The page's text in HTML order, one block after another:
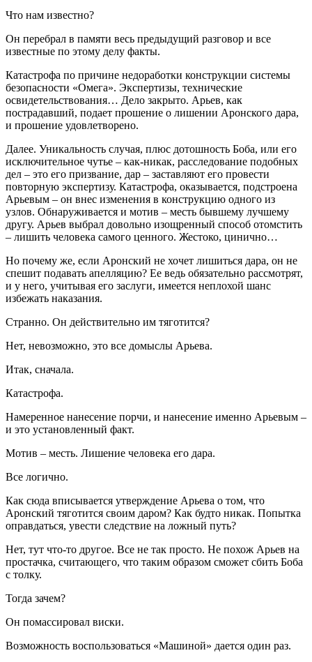
Что нам известно?
Он перебрал в памяти весь предыдущий разговор и все
известные по этому делу факты.
Катастрофа по причине недоработки конструкции системы
безопасности «Омега». Экспертизы, технические
освидетельствования… Дело закрыто. Арьев, как
пострадавший, подает прошение о лишении Аронского дара,
и прошение удовлетворено.
Далее. Уникальность случая, плюс дотошность Боба, или его
исключительное чутье – как-никак, расследование подобных
дел – это его призвание, дар – заставляют его провести
повторную экспертизу. Катастрофа, оказывается, подстроена
Арьевым – он внес изменения в конструкцию одного из
узлов. Обнаруживается и мотив – месть бывшему лучшему
другу. Арьев выбрал довольно изощренный способ отомстить
– лишить человека самого ценного. Жестоко, цинично…
Но почему же, если Аронский не хочет лишиться дара, он не
спешит подавать апелляцию? Ее ведь обязательно рассмотрят,
и у него, учитывая его заслуги, имеется неплохой шанс
избежать наказания.
Странно. Он действительно им тяготится?
Нет, невозможно, это все домыслы Арьева.
Итак, сначала.
Катастрофа.
Намеренное нанесение порчи, и нанесение именно Арьевым –
и это установленный факт.
Мотив – месть. Лишение человека его дара.
Все логично.
Как сюда вписывается утверждение Арьева о том, что
Аронский тяготится своим даром? Как будто никак. Попытка
оправдаться, увести следствие на ложный путь?
Нет, тут что-то другое. Все не так просто. Не похож Арьев на
простачка, считающего, что таким образом сможет сбить Боба
с толку.
Тогда зачем?
Он помассировал виски.
Возможность воспользоваться «Машиной» дается один раз.